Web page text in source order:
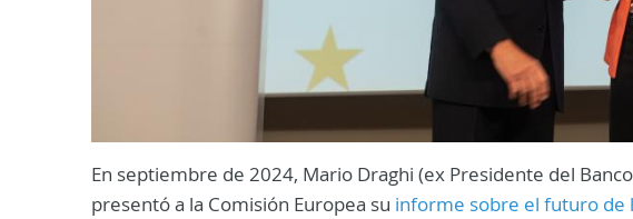
En septiembre de 2024, Mario Draghi (ex Presidente del
presentó a la Comisión Europea su informe sobre el futuro de